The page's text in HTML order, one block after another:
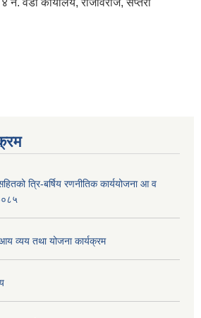
नं. वडा कार्यालय, राजविराज, सप्तरी
त्रि-बर्षिय रणनीतिक कार्ययोजना आ व
तथा योजना कार्यक्रम